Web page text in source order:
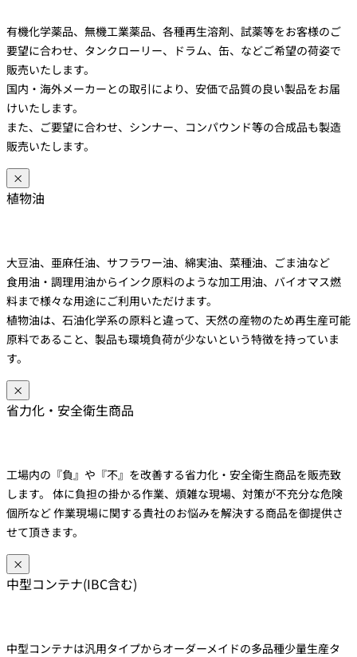
有機化学薬品、無機工業薬品、各種再生溶剤、試薬等をお客様のご
要望に合わせ、タンクローリー、ドラム、缶、などご希望の荷姿で
販売いたします。
国内・海外メーカーとの取引により、安価で品質の良い製品をお届
けいたします。
また、ご要望に合わせ、シンナー、コンパウンド等の合成品も製造
販売いたします。
×
植物油
大豆油、亜麻任油、サフラワー油、綿実油、菜種油、ごま油など
食用油・調理用油からインク原料のような加工用油、バイオマス燃
料まで様々な用途にご利用いただけます。
植物油は、石油化学系の原料と違って、天然の産物のため再生産可能
原料であること、製品も環境負荷が少ないという特徴を持っていま
す。
×
省力化・安全衛生商品
工場内の『負』や『不』を改善する省力化・安全衛生商品を販売致
します。 体に負担の掛かる作業、煩雑な現場、対策が不充分な危険
個所など 作業現場に関する貴社のお悩みを解決する商品を御提供さ
せて頂きます。
×
中型コンテナ(IBC含む)
中型コンテナは汎用タイプからオーダーメイドの多品種少量生産タ